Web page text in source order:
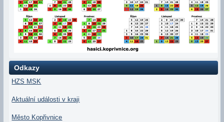
Odkazy
HZS MSK
Aktuální události v kraji
Město Kopřivnice